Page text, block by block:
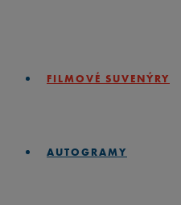
FILMOVÉ SUVENÝRY
AUTOGRAMY